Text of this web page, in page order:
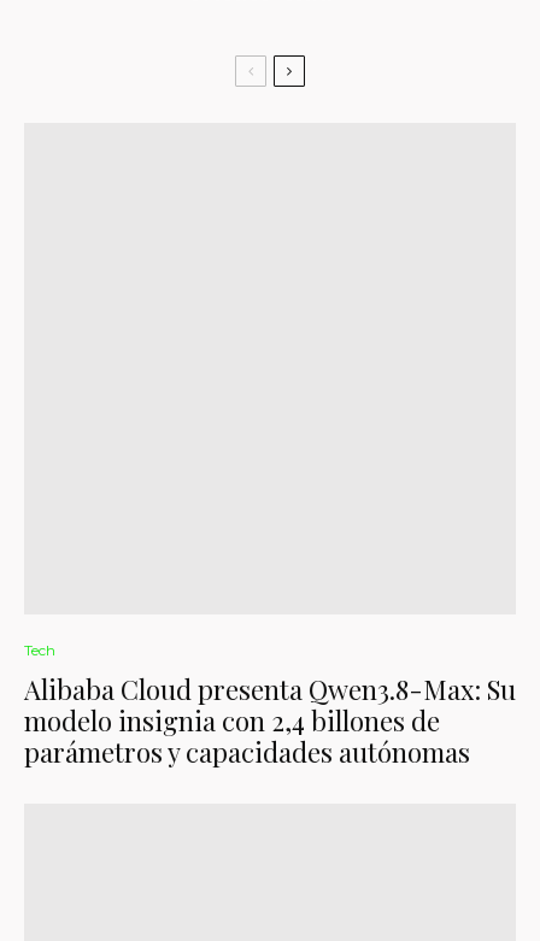
Tech
Alibaba Cloud presenta Qwen3.8-Max: Su
modelo insignia con 2,4 billones de
parámetros y capacidades autónomas